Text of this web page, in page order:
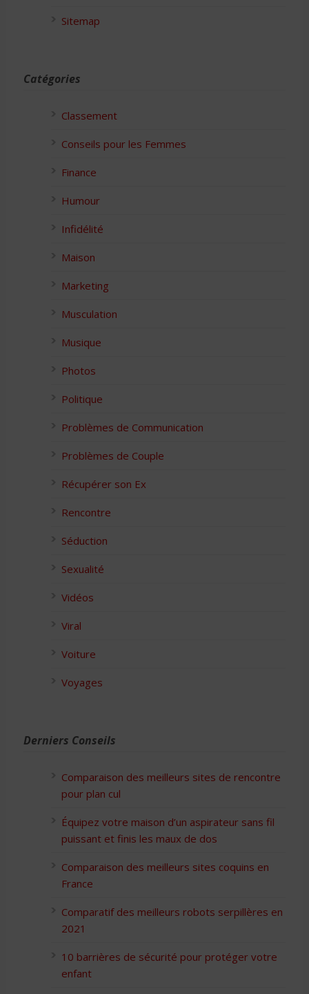
Sitemap
Catégories
Classement
Conseils pour les Femmes
Finance
Humour
Infidélité
Maison
Marketing
Musculation
Musique
Photos
Politique
Problèmes de Communication
Problèmes de Couple
Récupérer son Ex
Rencontre
Séduction
Sexualité
Vidéos
Viral
Voiture
Voyages
Derniers Conseils
Comparaison des meilleurs sites de rencontre
pour plan cul
Équipez votre maison d’un aspirateur sans fil
puissant et finis les maux de dos
Comparaison des meilleurs sites coquins en
France
Comparatif des meilleurs robots serpillères en
2021
10 barrières de sécurité pour protéger votre
enfant